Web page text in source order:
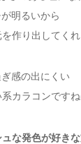
明るいから
作り出してくれ
感の出にくい
カラコンです
ュな発色が好き